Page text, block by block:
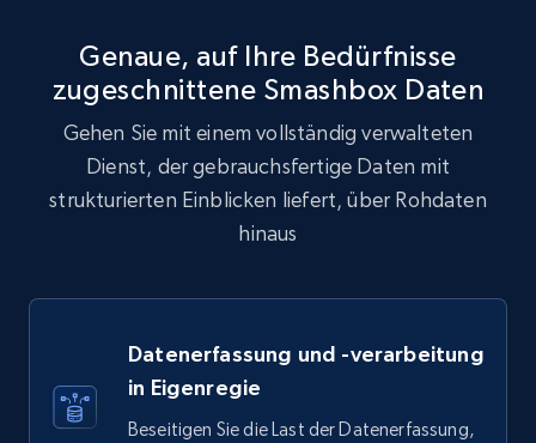
Genaue, auf Ihre Bedürfnisse
zugeschnittene Smashbox Daten
Gehen Sie mit einem vollständig verwalteten
Dienst, der gebrauchsfertige Daten mit
strukturierten Einblicken liefert, über Rohdaten
hinaus
Datenerfassung und -verarbeitung
in Eigenregie
Beseitigen Sie die Last der Datenerfassung,